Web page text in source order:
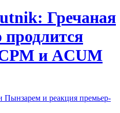
Гречаная
продлится
и ACUM
Пынзарем и реакция премьер-